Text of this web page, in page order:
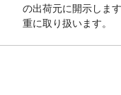
の出荷元に開示しま
重に取り扱います。